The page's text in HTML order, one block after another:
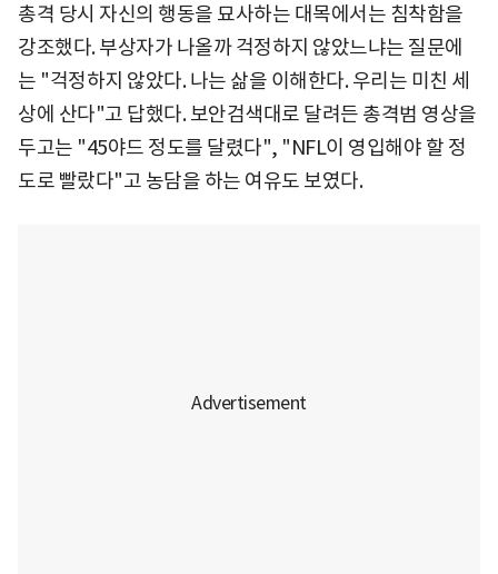
총격 당시 자신의 행동을 묘사하는 대목에서는 침착함을
강조했다. 부상자가 나올까 걱정하지 않았느냐는 질문에
는 "걱정하지 않았다. 나는 삶을 이해한다. 우리는 미친 세
상에 산다"고 답했다. 보안검색대로 달려든 총격범 영상을
두고는 "45야드 정도를 달렸다", "NFL이 영입해야 할 정
도로 빨랐다"고 농담을 하는 여유도 보였다.